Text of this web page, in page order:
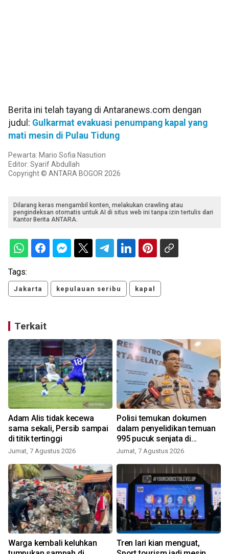
Berita ini telah tayang di Antaranews.com dengan
judul: Gulkarmat evakuasi penumpang kapal yang
mati mesin di Pulau Tidung
Pewarta: Mario Sofia Nasution
Editor: Syarif Abdullah
Copyright © ANTARA BOGOR 2026
Dilarang keras mengambil konten, melakukan crawling atau
pengindeksan otomatis untuk AI di situs web ini tanpa izin tertulis dari
Kantor Berita ANTARA.
Tags:
Jakarta kepulauan seribu kapal
Terkait
Adam Alis tidak kecewa
sama sekali, Persib sampai
di titik tertinggi
Jumat, 7 Agustus 2026
Polisi temukan dokumen
dalam penyelidikan temuan
995 pucuk senjata di
sekolah
Jumat, 7 Agustus 2026
Warga kembali keluhkan
Tren lari kian menguat,